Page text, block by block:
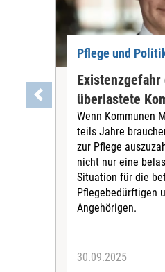
Pflege und
Existenzgefahr
überlastete
Wenn Kommunen
teils Jahre
zur Pflege
nicht nur eine
Situation für die
Pflegebedürftigen
Angehörigen.
30.09.2025